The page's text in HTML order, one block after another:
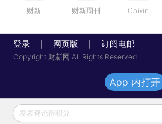
财新 财新周刊 Caixin
登录 网页版 订阅电邮
Copyright 财新网 All Rights Reserved
发表评论得积分
App 内打开